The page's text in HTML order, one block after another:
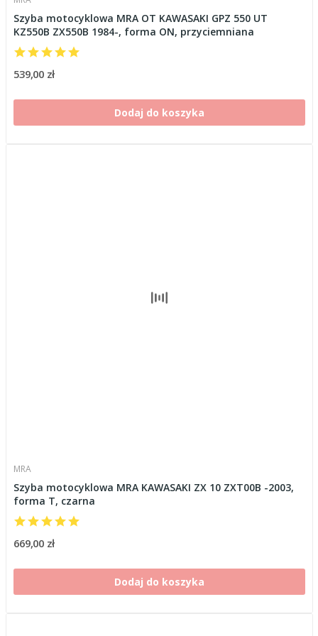
Szyba motocyklowa MRA OT KAWASAKI GPZ 550 UT
KZ550B ZX550B 1984-, forma ON, przyciemniana
539,00 zł
Dodaj do koszyka
MRA
Szyba motocyklowa MRA KAWASAKI ZX 10 ZXT00B -2003,
forma T, czarna
669,00 zł
Dodaj do koszyka